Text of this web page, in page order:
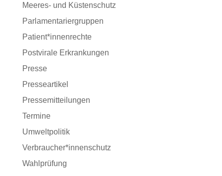
Meeres- und Küstenschutz
Parlamentariergruppen
Patient*innenrechte
Postvirale Erkrankungen
Presse
Presseartikel
Pressemitteilungen
Termine
Umweltpolitik
Verbraucher*innenschutz
Wahlprüfung